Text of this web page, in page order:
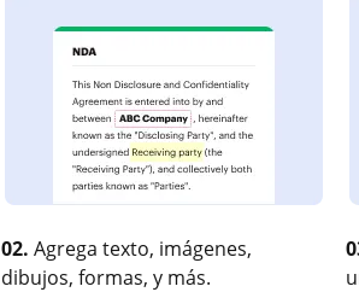
02. Agrega texto, imágenes,
dibujos, formas, y más.